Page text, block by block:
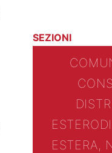
SEZIONI
ESTERO
ESTERA,